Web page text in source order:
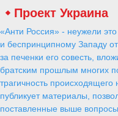
Проект Украина
«Анти Россия» - неужели
и беспринципному Западу
за печенки его совесть,
братским прошлым многих
трагичность
публикует материалы,
поставленные выше